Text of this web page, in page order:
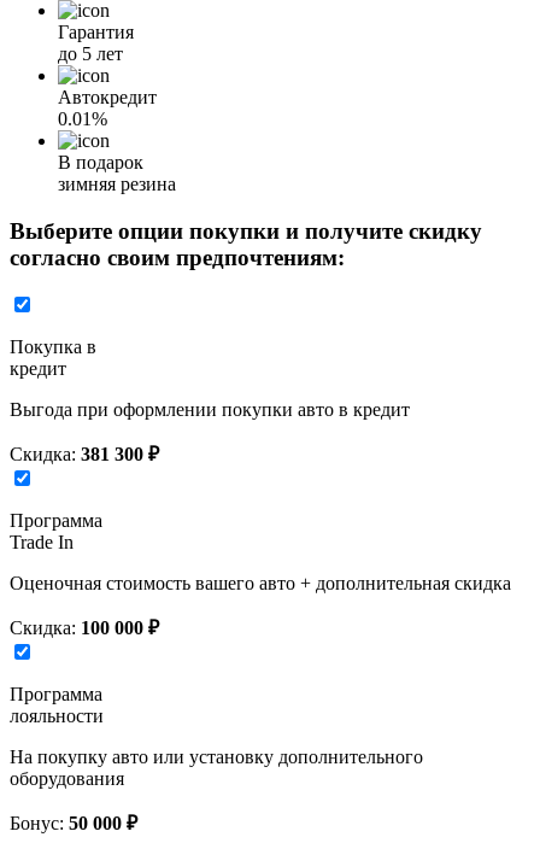
Гарантия
до 5 лет
Автокредит
0.01%
В подарок
зимняя резина
Выберите опции покупки и получите скидку
согласно своим предпочтениям:
Покупка в
кредит
Выгода при оформлении покупки авто в кредит
Скидка: 381 300 ₽
Программа
Trade In
Оценочная стоимость вашего авто + дополнительная скидка
Скидка: 100 000 ₽
Программа
лояльности
На покупку авто или установку дополнительного
оборудования
Бонус: 50 000 ₽